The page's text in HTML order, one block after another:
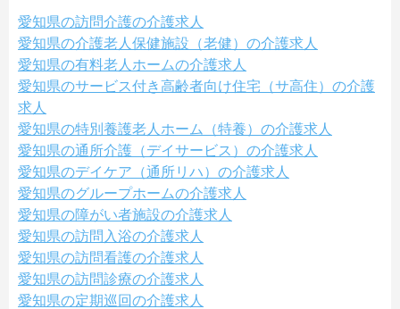
愛知県の訪問介護の介護求人
愛知県の介護老人保健施設（老健）の介護求人
愛知県の有料老人ホームの介護求人
愛知県のサービス付き高齢者向け住宅（サ高住）の介護
求人
愛知県の特別養護老人ホーム（特養）の介護求人
愛知県の通所介護（デイサービス）の介護求人
愛知県のデイケア（通所リハ）の介護求人
愛知県のグループホームの介護求人
愛知県の障がい者施設の介護求人
愛知県の訪問入浴の介護求人
愛知県の訪問看護の介護求人
愛知県の訪問診療の介護求人
愛知県の定期巡回の介護求人